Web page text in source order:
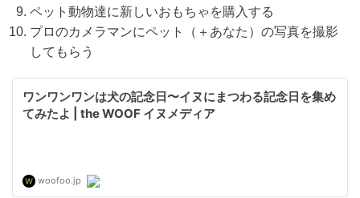
ペット動物達に新しいおもちゃを購入する
プロのカメラマンにペット（＋あなた）の写真を撮影
してもらう